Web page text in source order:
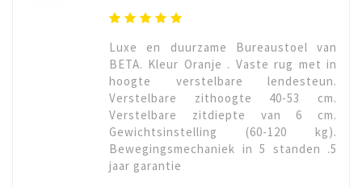
Luxe en duurzame Bureaustoel van
BETA. Kleur Oranje . Vaste rug met in
hoogte verstelbare lendesteun.
Verstelbare zithoogte 40-53 cm.
Verstelbare zitdiepte van 6 cm.
Gewichtsinstelling (60-120 kg).
Bewegingsmechaniek in 5 standen .5
jaar garantie